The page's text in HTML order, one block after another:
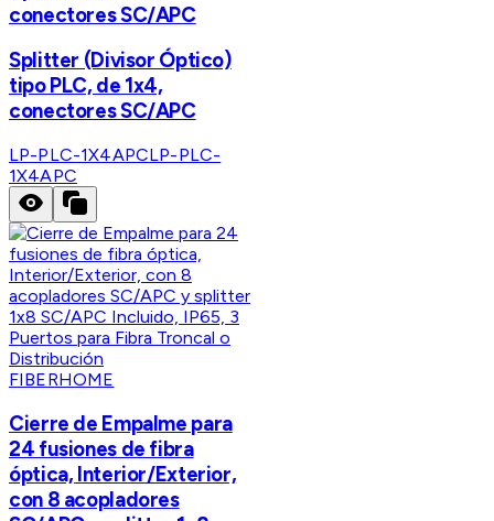
conectores SC/APC
Splitter (Divisor Óptico)
tipo PLC, de 1x4,
conectores SC/APC
LP-PLC-1X4APCLP-PLC-
1X4APC
FIBERHOME
Cierre de Empalme para
24 fusiones de fibra
óptica, Interior/Exterior,
con 8 acopladores